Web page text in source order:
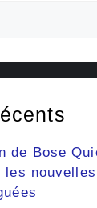
de Bose
les